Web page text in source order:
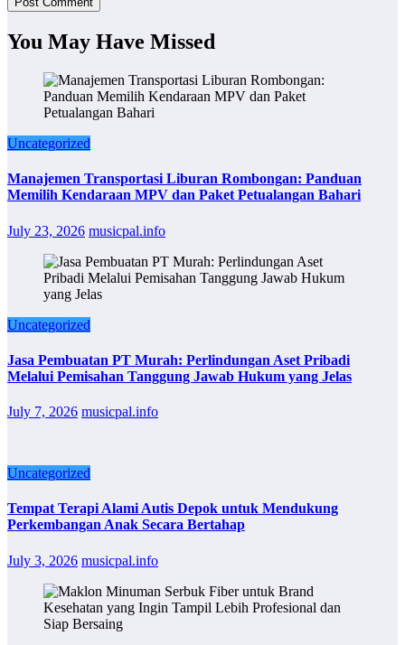
You May Have Missed
Uncategorized
Manajemen Transportasi Liburan Rombongan: Panduan
Memilih Kendaraan MPV dan Paket Petualangan Bahari
July 23, 2026 musicpal.info
Uncategorized
Jasa Pembuatan PT Murah: Perlindungan Aset Pribadi
Melalui Pemisahan Tanggung Jawab Hukum yang Jelas
July 7, 2026 musicpal.info
Uncategorized
Tempat Terapi Alami Autis Depok untuk Mendukung
Perkembangan Anak Secara Bertahap
July 3, 2026 musicpal.info